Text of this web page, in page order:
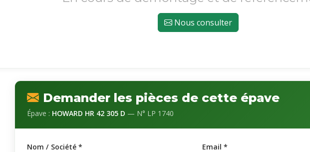
Nous consulter
Demander les pièces de cette épave
Épave : HOWARD HR 42 305 D — N° LP 1740
Nom / Société * Email *